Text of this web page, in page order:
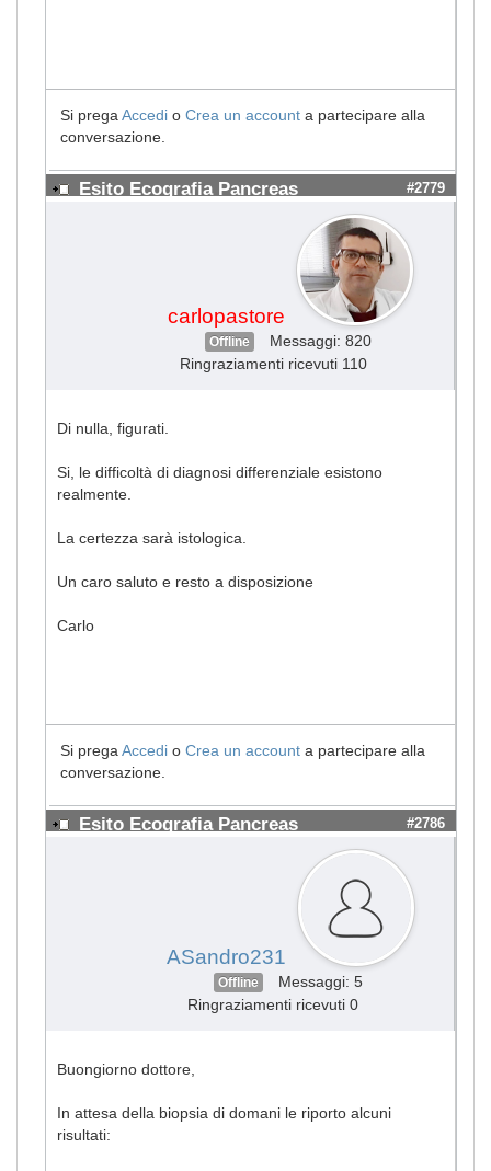
Si prega Accedi o Crea un account a partecipare alla
conversazione.
Esito Ecografia Pancreas #2779
carlopastore
Offline
Messaggi: 820
Ringraziamenti ricevuti 110
Di nulla, figurati.
Si, le difficoltà di diagnosi differenziale esistono
realmente.
La certezza sarà istologica.
Un caro saluto e resto a disposizione
Carlo
Si prega Accedi o Crea un account a partecipare alla
conversazione.
Esito Ecografia Pancreas #2786
ASandro231
Offline
Messaggi: 5
Ringraziamenti ricevuti 0
Buongiorno dottore,
In attesa della biopsia di domani le riporto alcuni
risultati: